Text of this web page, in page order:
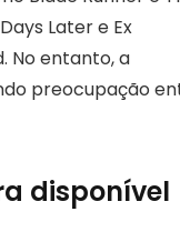
Later e Ex
No entanto, a
preocupação
disponível